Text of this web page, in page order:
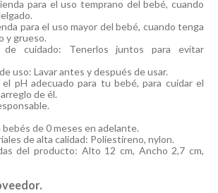
para el uso temprano del bebé, cuando
para el uso mayor del bebé, cuando tenga
y grueso.
de cuidado: Tenerlos juntos para evitar
uso: Lavar antes y después de usar.
pH adecuado para tu bebé, para cuidar el
de él.
bebés de 0 meses en adelante.
de alta calidad: Poliestireno, nylon.
del producto: Alto 12 cm, Ancho 2,7 cm,